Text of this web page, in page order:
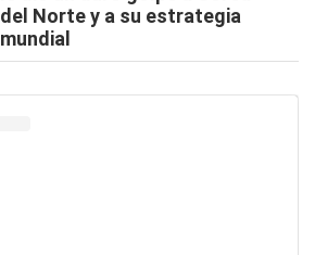
del Norte y a su estrategia
mundial